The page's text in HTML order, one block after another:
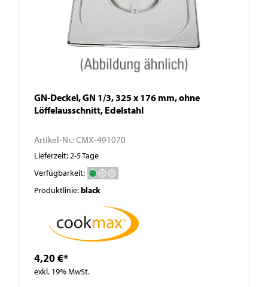
GN-Deckel, GN 1/3, 325 x 176 mm, ohne
Löffelausschnitt, Edelstahl
Artikel-Nr.:CMX-491070
Lieferzeit: 2-5 Tage
Verfügbarkeit:
Produktlinie:black
4,20 €*
exkl. 19% MwSt.